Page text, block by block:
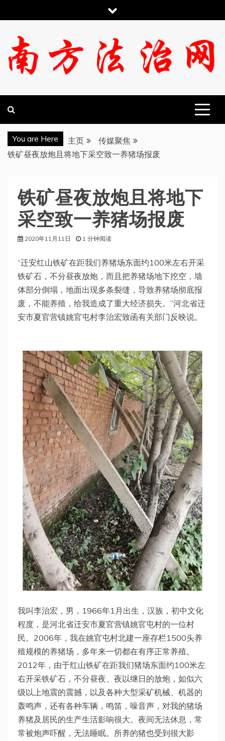
至
You are Here 主页
传媒聚焦
铁矿昼夜放炮且将地下采空致一养猪场报废
铁矿昼夜放炮且将地下
采空致一养猪场报废
2020年11月11日 1 分钟阅读
“迁安红山铁矿在距我们养猪场东面约100米左右开采
铁矿石，不分昼夜放炮，而且把养猪场地下挖空，墙
体部分倒塌，地面出现多条裂缝，导致养猪场彻底报
废，不能养殖，给我造成了重大经济损失。”河北省迁
安市夏官营镇姚官屯村李治宏致函有关部门反映说。
我叫李治宏，男，1966年1月出生，汉族，初中文化
程度，是河北省迁安市夏官营镇姚官屯村的一位村
民。2006年，我在姚官屯村北建一座存栏1500头养
殖规模的养猪场，多年来一切都在有序正常养殖。
2012年，由于红山铁矿在距我们猪场东面约100米左
右开采铁矿石，不分昼夜、夜以继日的放炮，如似六
级以上地震的震撼，以及各种大型采矿机械、机器的
轰鸣声，还有各种车辆，鸣笛，噪音声，对我的猪场
养猪及居民的生产生活影响很大。夜间无法休息，常
常被炮声吓醒，无法睡眠。所养的猪也受到很大影